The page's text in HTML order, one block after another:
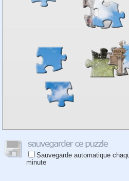
Sauvegarde automatique
minute